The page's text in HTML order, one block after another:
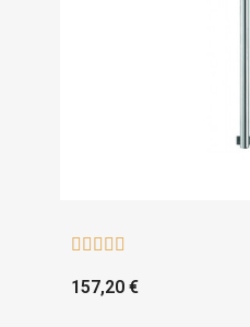
    
157,20 €